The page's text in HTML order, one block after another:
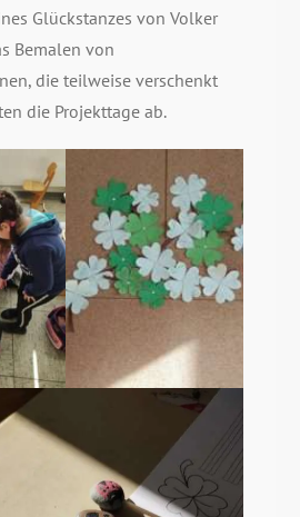
Glückstanzes von Volker
Bemalen von
die teilweise verschenkt
die Projekttage ab.